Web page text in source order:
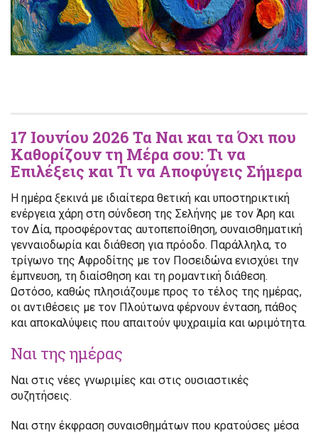
17 Ιουνίου 2026 Τα Ναι και τα Όχι που
Καθορίζουν τη Μέρα σου: Τι να
Επιλέξεις και Τι να Αποφύγεις Σήμερα
Η ημέρα ξεκινά με ιδιαίτερα θετική και υποστηρικτική
ενέργεια χάρη στη σύνδεση της Σελήνης με τον Άρη και
τον Δία, προσφέροντας αυτοπεποίθηση, συναισθηματική
γενναιοδωρία και διάθεση για πρόοδο. Παράλληλα, το
τρίγωνο της Αφροδίτης με τον Ποσειδώνα ενισχύει την
έμπνευση, τη διαίσθηση και τη ρομαντική διάθεση.
Ωστόσο, καθώς πλησιάζουμε προς το τέλος της ημέρας,
οι αντιθέσεις με τον Πλούτωνα φέρνουν ένταση, πάθος
και αποκαλύψεις που απαιτούν ψυχραιμία και ωριμότητα.
Ναι της ημέρας
Ναι στις νέες γνωριμίες και στις ουσιαστικές
συζητήσεις.
Ναι στην έκφραση συναισθημάτων που κρατούσες μέσα